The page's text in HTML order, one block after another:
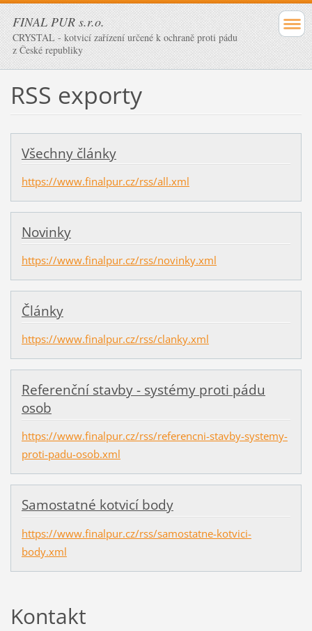
FINAL PUR s.r.o.
CRYSTAL - kotvicí zařízení určené k ochraně proti pádu
z České republiky
RSS exporty
Všechny články
https://www.finalpur.cz/rss/all.xml
Novinky
https://www.finalpur.cz/rss/novinky.xml
Články
https://www.finalpur.cz/rss/clanky.xml
Referenční stavby - systémy proti pádu
osob
https://www.finalpur.cz/rss/referencni-stavby-systemy-
proti-padu-osob.xml
Samostatné kotvicí body
https://www.finalpur.cz/rss/samostatne-kotvici-
body.xml
Kontakt